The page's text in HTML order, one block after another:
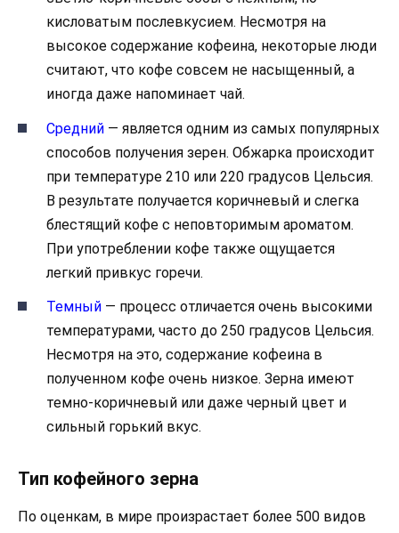
кисловатым послевкусием. Несмотря на
высокое содержание кофеина, некоторые люди
считают, что кофе совсем не насыщенный, а
иногда даже напоминает чай.
Средний — является одним из самых популярных
способов получения зерен. Обжарка происходит
при температуре 210 или 220 градусов Цельсия.
В результате получается коричневый и слегка
блестящий кофе с неповторимым ароматом.
При употреблении кофе также ощущается
легкий привкус горечи.
Темный — процесс отличается очень высокими
температурами, часто до 250 градусов Цельсия.
Несмотря на это, содержание кофеина в
полученном кофе очень низкое. Зерна имеют
темно-коричневый или даже черный цвет и
сильный горький вкус.
Тип кофейного зерна
По оценкам, в мире произрастает более 500 видов